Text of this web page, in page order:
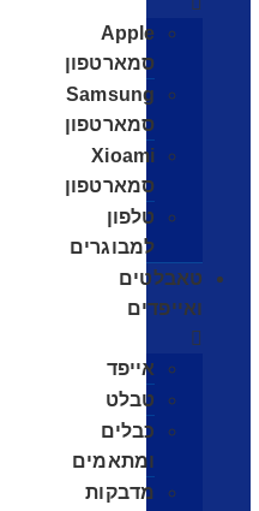
Apple
סמארטפון
Samsung
סמארטפון
Xioami
סמארטפון
טלפון
למבוגרים
טאבלטים
ואייפדים
אייפד
טבלט
כבלים
ומתאמים
מדבקות